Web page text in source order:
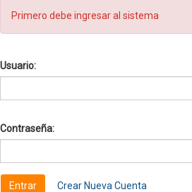
Primero debe ingresar al sistema
Usuario:
Contraseña:
Crear Nueva Cuenta